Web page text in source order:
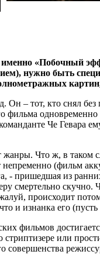
«Побочный
нужно быть
Он – тот, кто снял
фильма
Че Гевара
жанры. Что ж, в
(фильм
пришедшая из
смертельно
происходит
и изнанка его
фильмов
или
совершенства